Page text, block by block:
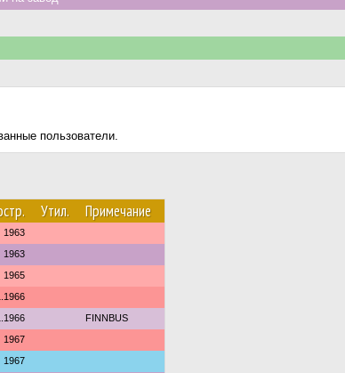
пользователи.
Утил. Примечание
1963
1963
1965
FINNBUS
1967
1967